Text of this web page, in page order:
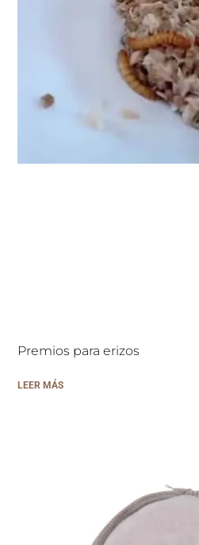
Premios para erizos
LEER MÁS